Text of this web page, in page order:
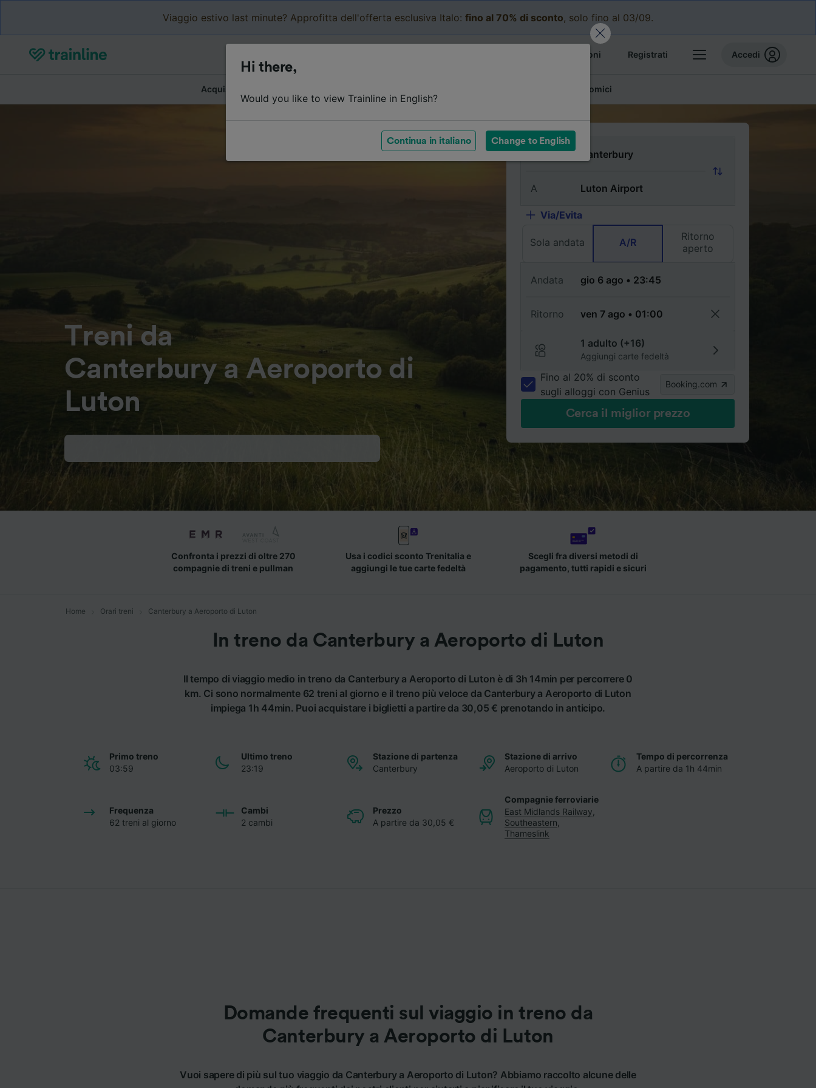
Viaggio estivo last minute? Approfitta dell'offerta esclusiva Italo: fino al 70% di sconto, solo fino al 03/09.
Le mie prenotazioni Registrati Accedi
Acquista biglietti Biglietti economici
Treni da
Canterbury a Aeroporto di
Luton
Da
A
Via/Evita
Sola andata A/R
Ritorno
aperto
Andata
Ritorno
1 adulto (+16)
Aggiungi carte fedeltà
Fino al 20% di sconto
sugli alloggi con Genius
Booking.com
Cerca il miglior prezzo
Confronta i prezzi di oltre 270
compagnie di treni e pullman
Usa i codici sconto Trenitalia e
aggiungi le tue carte fedeltà
Scegli fra diversi metodi di
pagamento, tutti rapidi e sicuri
Home Orari treni Canterbury a Aeroporto di Luton
In treno da Canterbury a Aeroporto di Luton
Il tempo di viaggio medio in treno da Canterbury a Aeroporto di Luton è di 3h 14min per percorrere 0
km. Ci sono normalmente 62 treni al giorno e il treno più veloce da Canterbury a Aeroporto di Luton
impiega 1h 44min. Puoi acquistare i biglietti a partire da 30,05 € prenotando in anticipo.
Primo treno
03:59
Ultimo treno
23:19
Stazione di partenza
Canterbury
Stazione di arrivo
Aeroporto di Luton
Tempo di percorrenza
A partire da 1h 44min
Frequenza
62 treni al giorno
Cambi
2 cambi
Prezzo
A partire da 30,05 €
Compagnie ferroviarie
East Midlands Railway
Southeastern
Thameslink
Domande frequenti sul viaggio in treno da
Canterbury a Aeroporto di Luton
Vuoi sapere di più sul tuo viaggio da Canterbury a Aeroporto di Luton? Abbiamo raccolto alcune delle
Hi there,
Would you like to view Trainline in English?
Continua in italiano Change to English